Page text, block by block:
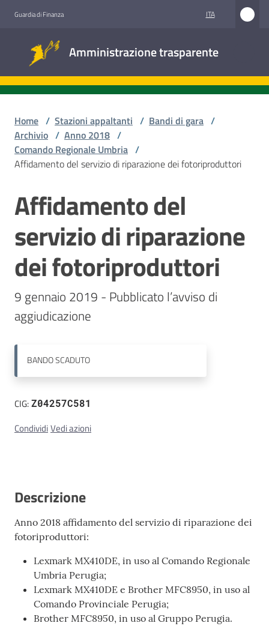
Guardia di Finanza ITA
Amministrazione trasparente
trasparente
Accesso
Stazioni
appaltanti
Contatti
Home / Stazioni appaltanti / Bandi di gara /
Archivio / Anno 2018 /
Comando Regionale Umbria /
Affidamento del servizio di riparazione dei fotoriproduttori
Salta al contenuto
Affidamento del
servizio di riparazione
dei fotoriproduttori
9 gennaio 2019 - Pubblicato l’avviso di
BANDOSCADUTO
CIG:Z04257C581
CondividiVedi azioni
Descrizione
Anno 2018 affidamento del servizio di riparazione dei
fotoriproduttori:
Lexmark MX410DE, in uso al Comando Regionale
Umbria Perugia;
Lexmark MX410DE e Brother MFC8950, in uso al
Comando Provinciale Perugia;
Brother MFC8950, in uso al Gruppo Perugia.